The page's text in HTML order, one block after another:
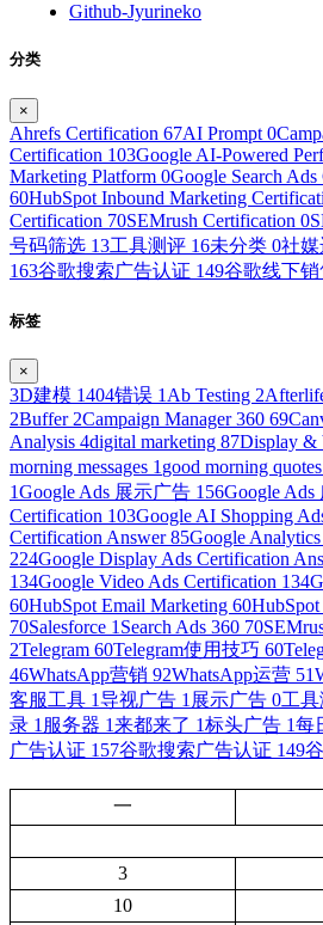
Github-Jyurineko
分类
×
Ahrefs Certification 67AI Prompt 0
Certification 103Google AI-Powered
Marketing Platform 0Google Search
60HubSpot Inbound Marketing
Certification 70SEMrush Certification 0
号码筛选 13工具测评 16未分类 0社
163谷歌搜索广告认证 149谷歌线下
标签
×
3D建模 1404错误 1 Ab Testing 2
2Buffer 2Campaign Manager 360 69
Analysis 4digital marketing 87Display &
morning messages 1 good morning quotes
1Google Ads 展示广告 156Google
Certification 103Google AI Shopping
Certification Answer85Google
224Google Display Ads Certification
134Google Video Ads Certification 134
60HubSpot Email Marketing 60
70Salesforce 1 Search Ads 360 70
2Telegram 60Telegram使用技巧 60
46WhatsApp营销 92WhatsApp运营 51
客服工具 1导视广告 1 展示广告 0工
录 1 服务器 1来都来了 1标头广告 1每
广告认证 157谷歌搜索广告认证 149
一
3
10